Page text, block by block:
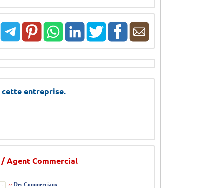
cette entreprise.
Agent Commercial
›› Des Commerciaux